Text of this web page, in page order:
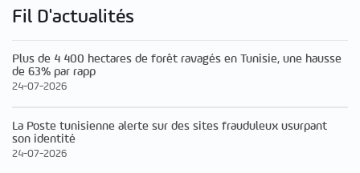
Fil D'actualités
Plus de 4 400 hectares de forêt ravagés en Tunisie, une hausse
de 63% par rapp
24-07-2026
La Poste tunisienne alerte sur des sites frauduleux usurpant
son identité
24-07-2026